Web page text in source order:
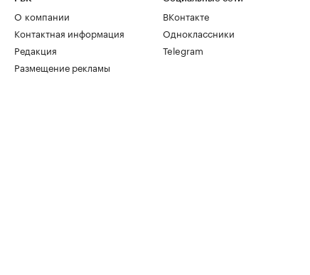
О компании
Контактная информация
Редакция
Размещение рекламы
ВКонтакте
Одноклассники
Telegram